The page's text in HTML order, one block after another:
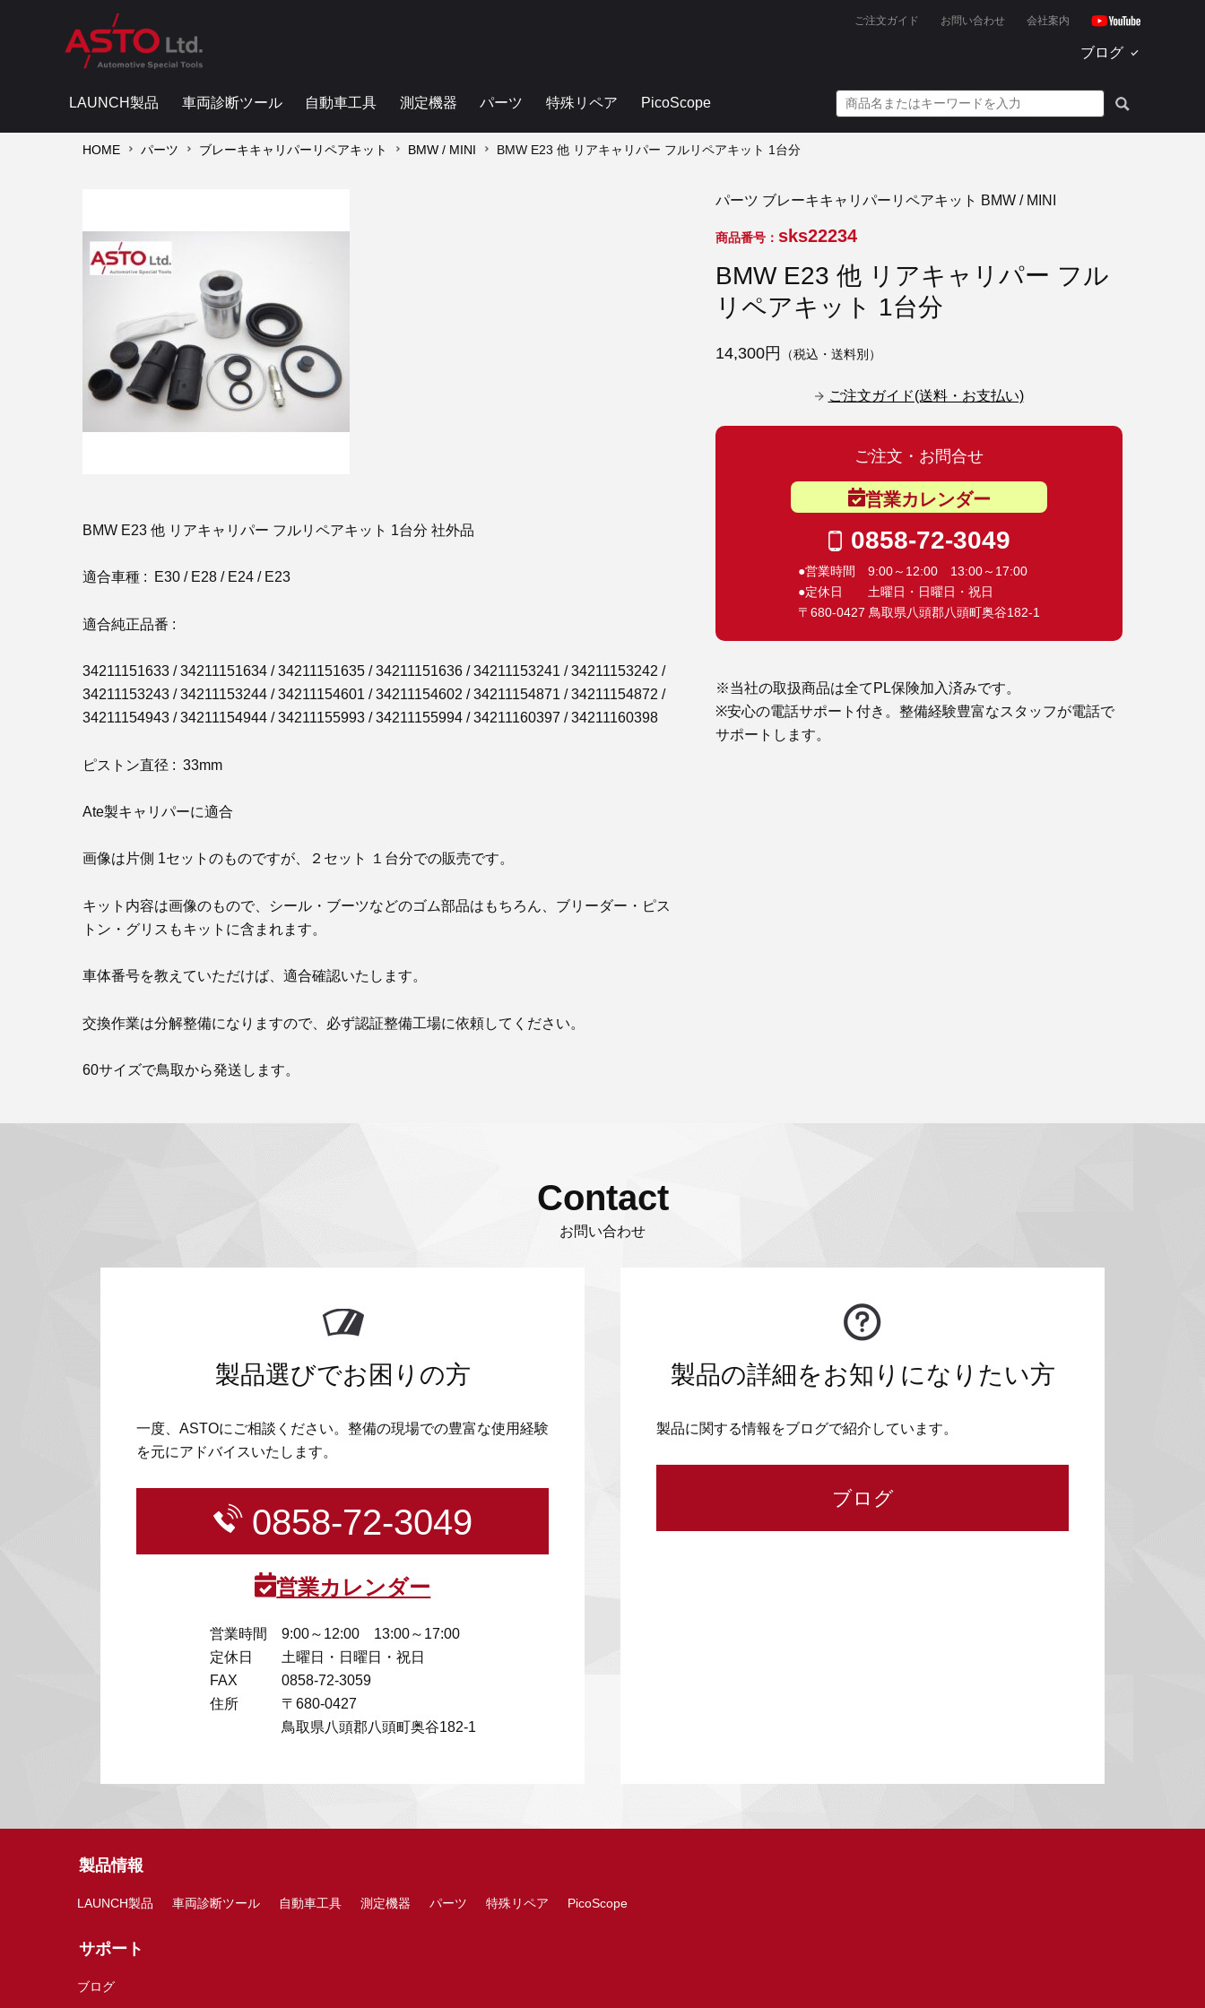
ご注文ガイド お問い合わせ 会社案内
ブログ
LAUNCH製品 車両診断ツール 自動車工具 測定機器 パーツ 特殊リペア PicoScope
HOME パーツ ブレーキキャリパーリペアキット BMW / MINI BMW E23 他 リアキャリパー フルリペアキット 1台分
BMW E23 他 リアキャリパー フルリペアキット 1台分 社外品
適合車種 : E30 / E28 / E24 / E23
適合純正品番 :
34211151633 / 34211151634 / 34211151635 / 34211151636 / 34211153241 / 34211153242 /
34211153243 / 34211153244 / 34211154601 / 34211154602 / 34211154871 / 34211154872 /
34211154943 / 34211154944 / 34211155993 / 34211155994 / 34211160397 / 34211160398
ピストン直径 : 33mm
Ate製キャリパーに適合
画像は片側 1セットのものですが、２セット １台分での販売です。
キット内容は画像のもので、シール・ブーツなどのゴム部品はもちろん、ブリーダー・ピス
トン・グリスもキットに含まれます。
車体番号を教えていただけば、適合確認いたします。
交換作業は分解整備になりますので、必ず認証整備工場に依頼してください。
60サイズで鳥取から発送します。
パーツ ブレーキキャリパーリペアキット BMW / MINI
商品番号： sks22234
BMW E23 他 リアキャリパー フル
リペアキット 1台分
14,300円 （税込・送料別）
ご注文ガイド(送料・お支払い)
ご注文・お問合せ
営業カレンダー
0858-72-3049
●営業時間 9:00～12:00 13:00～17:00
●定休日 土曜日・日曜日・祝日
〒680-0427 鳥取県八頭郡八頭町奥谷182-1
※当社の取扱商品は全てPL保険加入済みです。
※安心の電話サポート付き。整備経験豊富なスタッフが電話で
サポートします。
Contact
お問い合わせ
製品選びでお困りの方
一度、ASTOにご相談ください。整備の現場での豊富な使用経験
を元にアドバイスいたします。
0858-72-3049
営業カレンダー
営業時間
9:00～12:00 13:00～17:00
定休日
土曜日・日曜日・祝日
FAX
0858-72-3059
住所
〒680-0427
鳥取県八頭郡八頭町奥谷182-1
製品の詳細をお知りになりたい方
製品に関する情報をブログで紹介しています。
ブログ
製品情報
LAUNCH製品 車両診断ツール 自動車工具 測定機器 パーツ 特殊リペア PicoScope
サポート
ブログ